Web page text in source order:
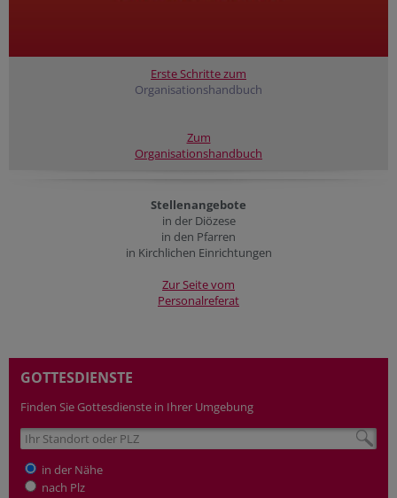
Erste Schritte zum
Organisationshandbuch
Zum
Organisationshandbuch
Stellenangebote
in der Diözese
in den Pfarren
in Kirchlichen Einrichtungen
Zur Seite vom
Personalreferat
GOTTESDIENSTE
Finden Sie Gottesdienste in Ihrer Umgebung
in der Nähe
nach Plz